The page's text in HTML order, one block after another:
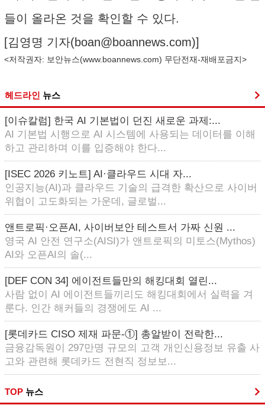
들이 올라온 것을 확인할 수 있다.
[김영명 기자(boan@boannews.com)]
<저작권자: 보안뉴스(www.boannews.com) 무단전재-재배포금지>
헤드라인 뉴스
[이슈칼럼] 한국 AI 기본법이 던진 새로운 과제:...
AI 기본법 시행으로 AI 시스템에 사용되는 데이터를 이해
하고 관리하며 이를 입증해야 한다...
[ISEC 2026 키노트] AI·클라우드 시대 자...
인공지능(AI)과 클라우드 기술의 급격한 확산으로 사이버
위협이 고도화되는 가운데, 글로벌...
앤트로픽·오픈AI, 사이버보안 테스트서 가짜 신원 ...
영국 AI 안전 연구소(AISI)가 앤트로픽의 미토스(Mythos)
AI와 오픈AI의 솔(...
[DEF CON 34] 에이전트들만의 해킹대회 열린...
사람 없이 AI 에이전트들끼리도 해킹대회에서 실력을 겨
룬다. 인간 해커들의 경쟁에도 AI ...
[롯데카드 CISO 제재 파문-①] 총알받이 전락한...
금융감독원이 297만명 규모의 고객 개인신용정보 유출 사
고와 관련해 롯데카드 전현직 정보보...
TOP 뉴스